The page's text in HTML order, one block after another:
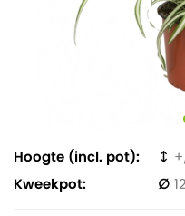
Hoogte (incl. pot)
Kweekpot
12